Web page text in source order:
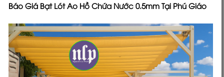
Báo Giá Bạt Lót Ao Hồ Chứa Nước 0.5mm Tại Phú Giáo